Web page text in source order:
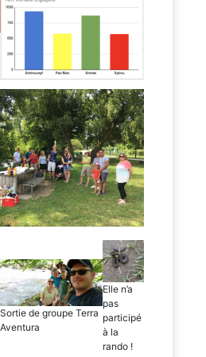
Sortie de groupe Terra
Aventura
Elle n’a
pas
participé
à la
rando !